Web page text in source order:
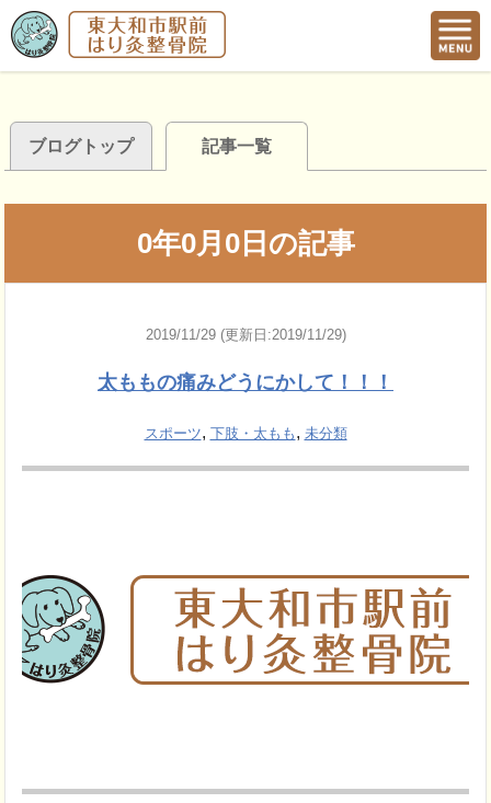
ブログトップ 記事一覧
0年0月0日の記事
2019/11/29 (更新日:2019/11/29)
太ももの痛みどうにかして！！！
スポーツ, 下肢・太もも , 未分類